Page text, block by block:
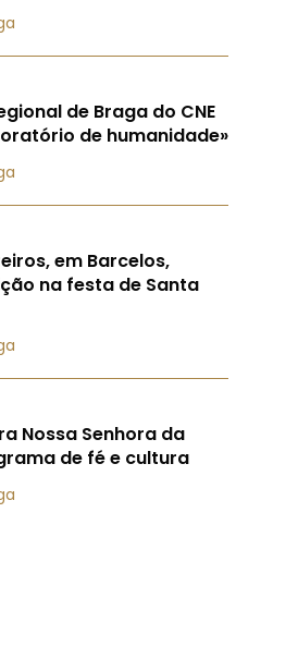
de Braga do CNE
de humanidade»
em Barcelos,
na festa de Santa
Nossa Senhora da
de fé e cultura